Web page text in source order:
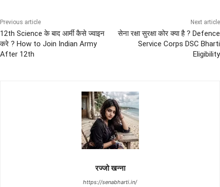
Previous article
12th Science के बाद आर्मी कैसे ज्वाइन
करे ? How to Join Indian Army
After 12th
Next article
सेना रक्षा सुरक्षा कोर क्या है ? Defence
Service Corps DSC Bharti
Eligibility
रज्जो खन्ना
https://senabharti.in/